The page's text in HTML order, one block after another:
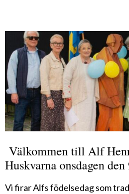
Välkommen till Alf
Huskvarna onsdagen
Vi firar Alfs födelsedag som